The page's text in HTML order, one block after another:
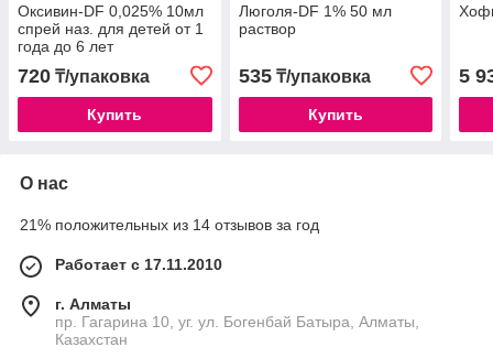
Оксивин-DF 0,025% 10мл
спрей наз. для детей от 1
года до 6 лет
720 ₸/упаковка
Купить
Люголя-DF 1% 50 мл
раствор
535₸/упаковка
Купить
5
О нас
21% положительных из 14 отзывов за год
Работает с 17.11.2010
г. Алматы
пр. Гагарина 10, уг. ул. Богенбай Батыра, Алматы,
Казахстан